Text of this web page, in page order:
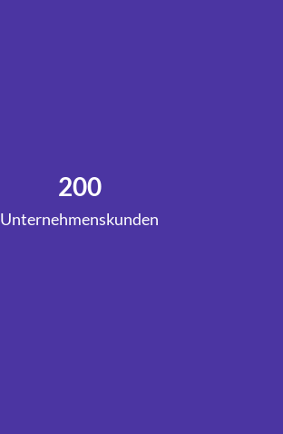
200
Unternehmenskunden